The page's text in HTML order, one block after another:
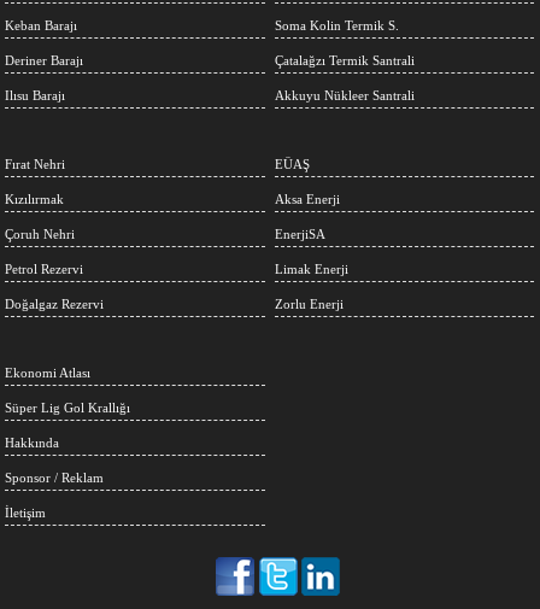
Keban Barajı
Deriner Barajı
Ilısu Barajı
Soma Kolin Termik S.
Çatalağzı Termik Santrali
Akkuyu Nükleer Santrali
Fırat Nehri
Kızılırmak
Çoruh Nehri
Petrol Rezervi
Doğalgaz Rezervi
EÜAŞ
Aksa Enerji
EnerjiSA
Limak Enerji
Zorlu Enerji
Ekonomi Atlası
Süper Lig Gol Krallığı
Hakkında
Sponsor / Reklam
İletişim